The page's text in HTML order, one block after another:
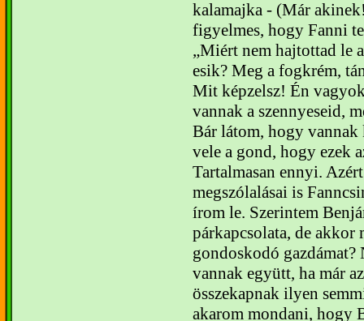
kalamajka - (Már
figyelmes, hogy Fanni
Miért nem hajtottad le
esik? Meg a fogkrém,
Mit képzelsz! Én
vannak a szennyeseid,
Bár látom, hogy vannak
vele a gond, hogy ezek
Tartalmasan ennyi.
megszólalásai is
írom le. Szerintem
párkapcsolata, de akkor
gondoskodó
vannak együtt, ha már
összekapnak ilyen
akarom mondani, hogy